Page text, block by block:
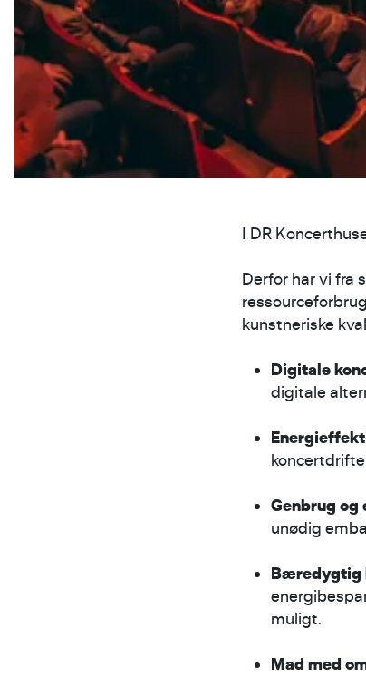
I DR
Derfor har vi fra
kunstneriske
Digitale
digitale
Genbrug og
unødig
Bæredygtig
muligt.
Mad med